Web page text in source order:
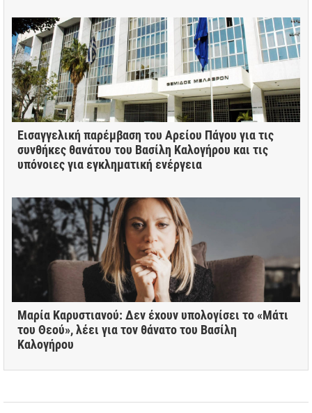
Εισαγγελική παρέμβαση του Αρείου Πάγου για τις
συνθήκες θανάτου του Βασίλη Καλογήρου και τις
υπόνοιες για εγκληματική ενέργεια
Μαρία Καρυστιανού: Δεν έχουν υπολογίσει το «Μάτι
του Θεού», λέει για τον θάνατο του Βασίλη
Καλογήρου